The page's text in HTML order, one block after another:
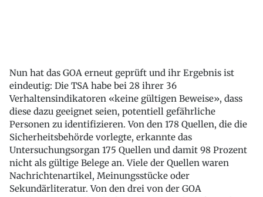
Nun hat das GOA erneut geprüft und ihr Ergebnis ist
eindeutig: Die TSA habe bei 28 ihrer 36
Verhaltensindikatoren «keine gültigen Beweise», dass
diese dazu geeignet seien, potentiell gefährliche
Personen zu identifizieren. Von den 178 Quellen, die die
Sicherheitsbehörde vorlegte, erkannte das
Untersuchungsorgan 175 Quellen und damit 98 Prozent
nicht als gültige Belege an. Viele der Quellen waren
Nachrichtenartikel, Meinungsstücke oder
Sekundärliteratur. Von den drei von der GOA